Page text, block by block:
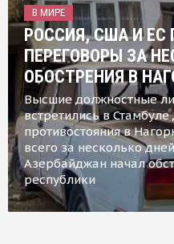
В МИРЕ
РОССИЯ, США И ЕС
ПЕРЕГОВОРЫ ЗА
ОБОСТРЕНИЯ В
Высшие должностные
встретились в
противостояния в
всего за несколько
Азербайджан начал
республики